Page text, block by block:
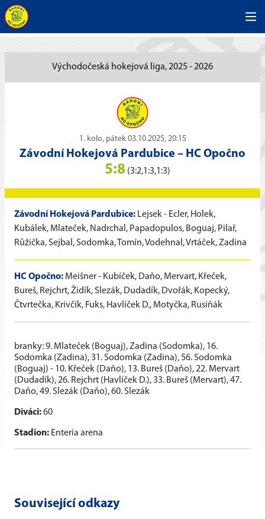
Východočeská hokejová liga, 2025 - 2026
1. kolo, pátek 03.10.2025, 20:15
Závodní Hokejová Pardubice – HC Opočno
5:8 (3:2,1:3,1:3)
Závodní Hokejová Pardubice: Lejsek - Ecler, Holek,
Kubálek, Mlateček, Nadrchal, Papadopulos, Boguaj, Pilař,
Růžička, Sejbal, Sodomka, Tomín, Vodehnal, Vrtáček, Zadina
HC Opočno: Meišner - Kubíček, Daňo, Mervart, Křeček,
Bureš, Rejchrt, Židík, Slezák, Dudadík, Dvořák, Kopecký,
Čtvrtečka, Krivčík, Fuks, Havlíček D., Motyčka, Rusiňák
branky: 9. Mlateček (Boguaj), Zadina (Sodomka), 16.
Sodomka (Zadina), 31. Sodomka (Zadina), 56. Sodomka
(Boguaj) - 10. Křeček (Daňo), 13. Bureš (Daňo), 22. Mervart
(Dudadík), 26. Rejchrt (Havlíček D.), 33. Bureš (Mervart), 47.
Daňo, 49. Slezák (Daňo), 60. Slezák
Diváci:60
Stadion: Enteria arena
Související odkazy